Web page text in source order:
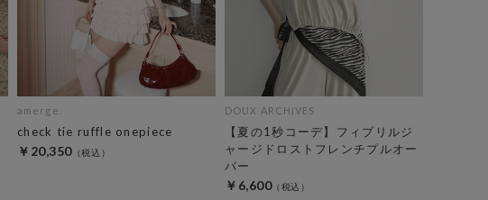
amerge.
check tie ruffle onepiece
￥20,350
DOUX ARCHIVES
【夏の1秒コーデ】フィブリルジ
ャージドロストフレンチプルオー
バー
￥6,600